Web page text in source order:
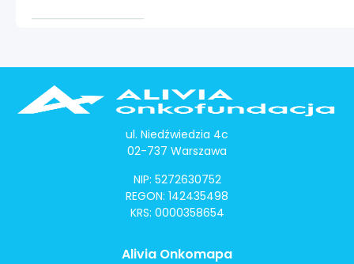
ul. Niedźwiedzia 4c
02-737 Warszawa
NIP: 5272630752
REGON: 142435498
KRS: 0000358654
Alivia Onkomapa